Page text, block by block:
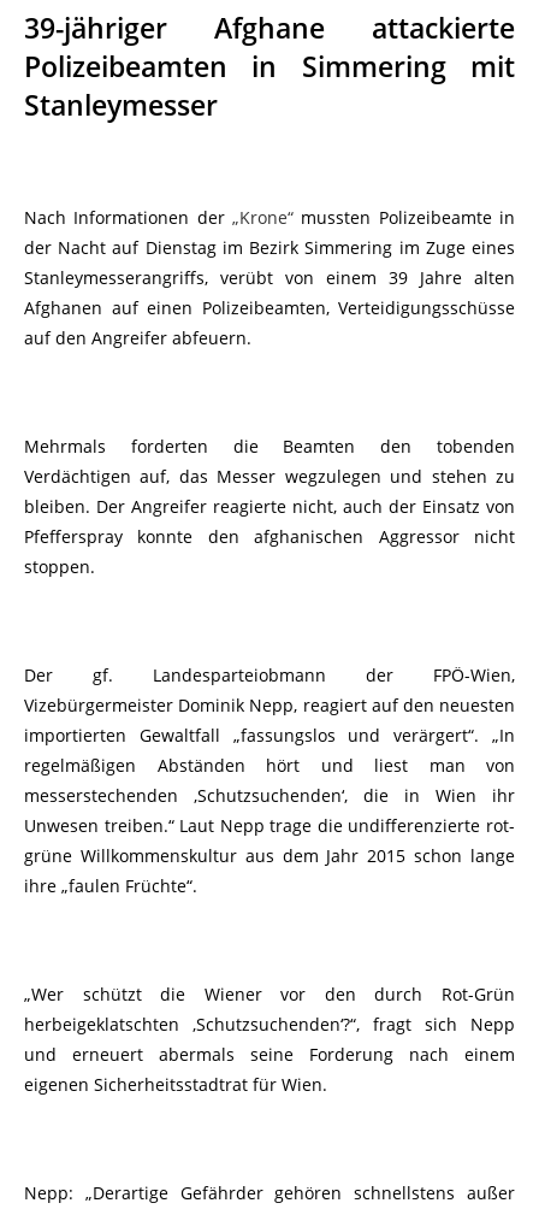
39-jähriger Afghane attackierte
Polizeibeamten in Simmering mit
Stanleymesser
Nach Informationen der „Krone“ mussten Polizeibeamte in
der Nacht auf Dienstag im Bezirk Simmering im Zuge eines
Stanleymesserangriffs, verübt von einem 39 Jahre alten
Afghanen auf einen Polizeibeamten, Verteidigungsschüsse
auf den Angreifer abfeuern.
Mehrmals forderten die Beamten den tobenden
Verdächtigen auf, das Messer wegzulegen und stehen zu
bleiben. Der Angreifer reagierte nicht, auch der Einsatz von
Pfefferspray konnte den afghanischen Aggressor nicht
stoppen.
Der gf. Landesparteiobmann der FPÖ-Wien,
Vizebürgermeister Dominik Nepp, reagiert auf den neuesten
importierten Gewaltfall „fassungslos und verärgert“. „In
regelmäßigen Abständen hört und liest man von
messerstechenden ‚Schutzsuchenden‘, die in Wien ihr
Unwesen treiben.“ Laut Nepp trage die undifferenzierte rot-
grüne Willkommenskultur aus dem Jahr 2015 schon lange
ihre „faulen Früchte“.
„Wer schützt die Wiener vor den durch Rot-Grün
herbeigeklatschten ‚Schutzsuchenden‘?“, fragt sich Nepp
und erneuert abermals seine Forderung nach einem
eigenen Sicherheitsstadtrat für Wien.
Nepp: „Derartige Gefährder gehören schnellstens außer